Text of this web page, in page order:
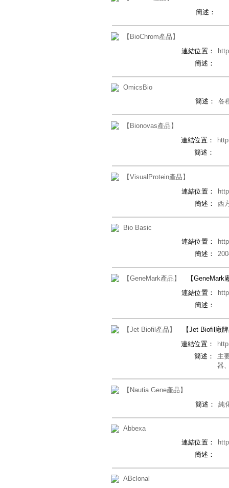
簡述：
【BioChrom產品】
連結位置：
簡述：
OmicsBio
簡述：
各
【Bionovas產品】
連結位置：
簡述：
【VisualProtein產品】
連結位置：
簡述：
西
Bio Basic
連結位置：
簡述：
【GeneMark產品】
【GeneMark
連結位置：
簡述：
【Jet Biofil產品】
【Jet Biofil廠
連結位置：
簡述：
主
器
【Nautia Gene產品】
簡述：
純
Abbexa
連結位置：
簡述：
ABclonal